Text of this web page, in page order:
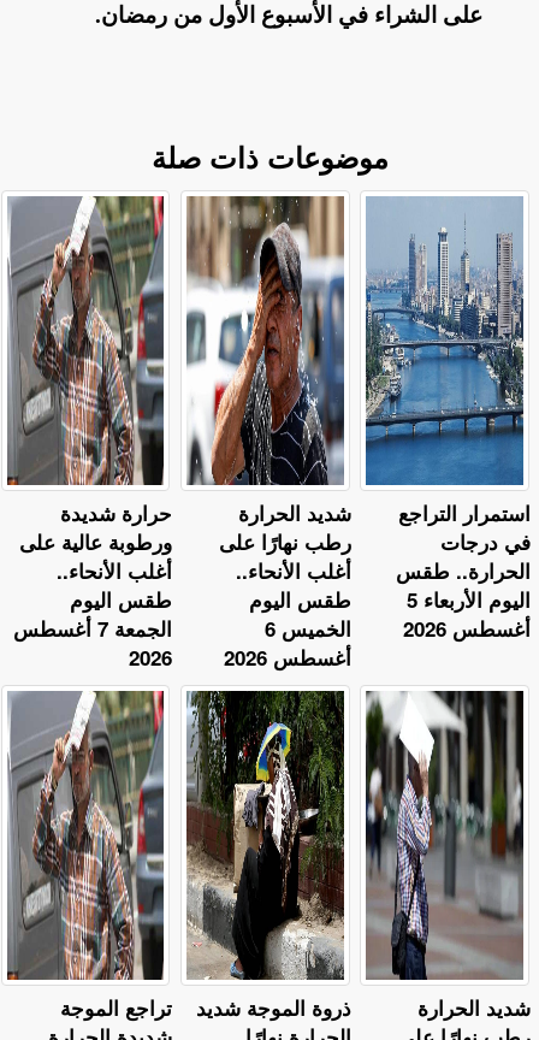
على الشراء في الأسبوع الأول من رمضان.
موضوعات ذات صلة
حرارة شديدة
ورطوبة عالية على
أغلب الأنحاء..
طقس اليوم
الجمعة 7 أغسطس
2026
​شديد الحرارة
رطب نهارًا على
أغلب الأنحاء..
طقس اليوم
الخميس 6
أغسطس 2026
استمرار التراجع
في درجات
الحرارة.. طقس
اليوم الأربعاء 5
أغسطس 2026
تراجع الموجة
ذروة الموجة شديد
​شديد الحرارة